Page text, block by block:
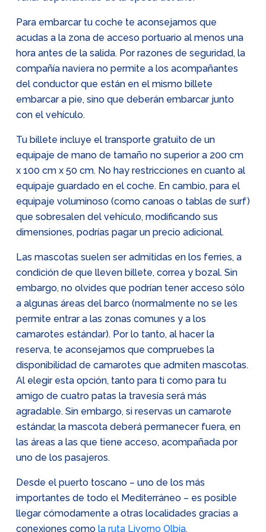
Para embarcar tu coche te aconsejamos que
acudas a la zona de acceso portuario al menos una
hora antes de la salida. Por razones de seguridad, la
compañía naviera no permite a los acompañantes
del conductor que están en el mismo billete
embarcar a pie, sino que deberán embarcar junto
con el vehículo.
Tu billete incluye el transporte gratuito de un
equipaje de mano de tamaño no superior a 200 cm
x 100 cm x 50 cm. No hay restricciones en cuanto al
equipaje guardado en el coche. En cambio, para el
equipaje voluminoso (como canoas o tablas de surf)
que sobresalen del vehículo, modificando sus
dimensiones, podrías pagar un precio adicional.
Las mascotas suelen ser admitidas en los ferries, a
condición de que lleven billete, correa y bozal. Sin
embargo, no olvides que podrían tener acceso sólo
a algunas áreas del barco (normalmente no se les
permite entrar a las zonas comunes y a los
camarotes estándar). Por lo tanto, al hacer la
reserva, te aconsejamos que compruebes la
disponibilidad de camarotes que admiten mascotas.
Al elegir esta opción, tanto para ti como para tu
amigo de cuatro patas la travesía será más
agradable. Sin embargo, si reservas un camarote
estándar, la mascota deberá permanecer fuera, en
las áreas a las que tiene acceso, acompañada por
uno de los pasajeros.
Desde el puerto toscano – uno de los más
importantes de todo el Mediterráneo – es posible
llegar cómodamente a otras localidades gracias a
conexiones como la ruta Livorno Olbia.